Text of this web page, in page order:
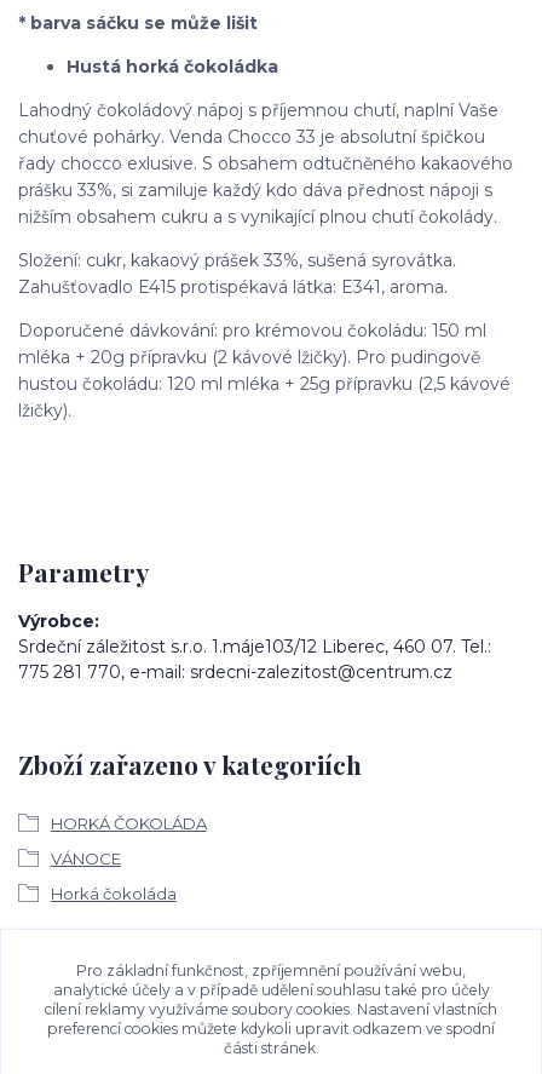
* barva sáčku se může lišit
Hustá horká čokoládka
Lahodný čokoládový nápoj s příjemnou chutí, naplní Vaše
chuťové pohárky. Venda Chocco 33 je absolutní špičkou
řady chocco exlusive. S obsahem odtučněného kakaového
prášku 33%, si zamiluje každý kdo dáva přednost nápoji s
nižším obsahem cukru a s vynikající plnou chutí čokolády.
Složení: cukr, kakaový prášek 33%, sušená syrovátka.
Zahušťovadlo E415 protispékavá látka: E341, aroma.
Doporučené dávkování: pro krémovou čokoládu: 150 ml
mléka + 20g přípravku (2 kávové lžičky). Pro pudingově
hustou čokoládu: 120 ml mléka + 25g přípravku (2,5 kávové
lžičky).
Parametry
Výrobce
Srdeční záležitost s.r.o. 1.máje103/12 Liberec, 460 07. Tel.:
775 281 770, e-mail: srdecni-zalezitost@centrum.cz
Zboží zařazeno v kategoriích
HORKÁ ČOKOLÁDA
VÁNOCE
Horká čokoláda
Ke stažení
Bezpečností upozornění
Pro základní funkčnost, zpříjemnění používání webu,
analytické účely a v případě udělení souhlasu také pro účely
cílení reklamy využíváme soubory cookies. Nastavení vlastních
preferencí cookies můžete kdykoli upravit odkazem ve spodní
části stránek.